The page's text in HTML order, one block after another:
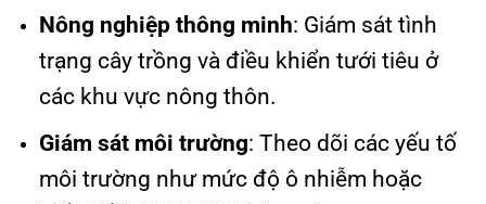
Nông nghiệp thông minh: Giám sát tình
trạng cây trồng và điều khiển tưới tiêu ở
các khu vực nông thôn.
Giám sát môi trường: Theo dõi các yếu tố
môi trường như mức độ ô nhiễm hoặc